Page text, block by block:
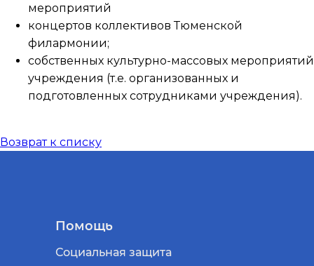
мероприятий
концертов коллективов Тюменской
филармонии;
собственных культурно-массовых мероприятий
учреждения (т.е. организованных и
подготовленных сотрудниками учреждения).
Возврат к списку
Помощь
Социальная защита